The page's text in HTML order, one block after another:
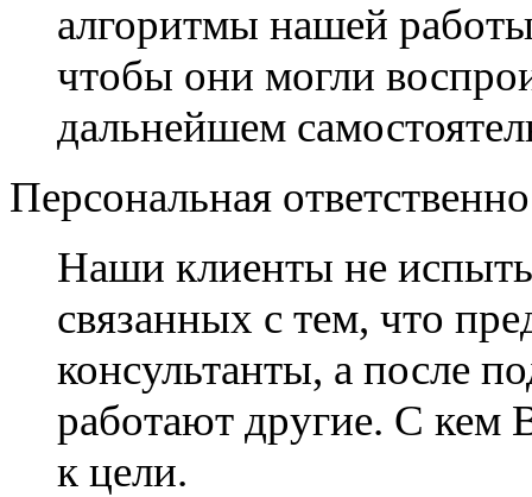
алгоритмы нашей
чтобы они могли
дальнейшем
Персональная
Наши клиенты не
связанных с тем, что
консультанты, а после
работают другие. С кем
к цели.